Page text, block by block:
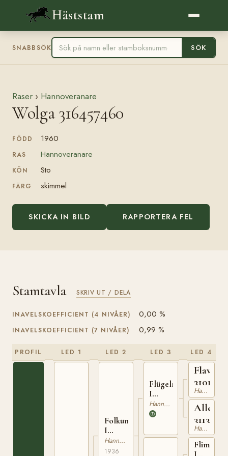
Häststam
SNABBSÖK SÖK
Raser › Hannoveranare
Wolga 316457460
FÖDD 1960
RAS Hannoveranare
KÖN Sto
FÄRG skimmel
SKICKA IN BILD RAPPORTERA FEL
Stamtavla SKRIV UT / DELA
INAVELSKOEFFICIENT (4 NIVÅER) 0,00 %
INAVELSKOEFFICIENT (7 NIVÅER) 0,99 %
PROFIL LED 1 LED 2
Folkunger
I
310317036
Hannoveranare
1936
LED 3
Flügelmann
I
310109029
Hannoveranare
LED 4
Flavius
Hannoveranare
Allonia
Hannoveranare
Flimmer